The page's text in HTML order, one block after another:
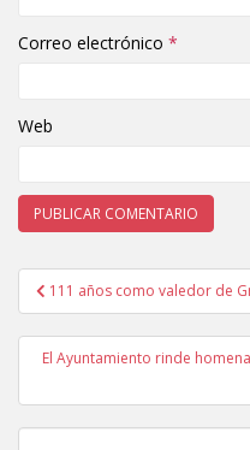
Correo electrónico *
Web
Navegación de
111 años como valedor de
El Ayuntamiento rinde